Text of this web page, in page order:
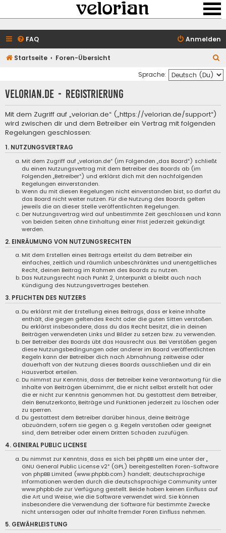
FAQ Anmelden
Startseite Foren-Übersicht
u
c
Sprache:
velorian.de - Registrierung
Mit dem Zugriff auf „velorian.de“ („https://velorian.de/support“)
wird zwischen dir und dem Betreiber ein Vertrag mit folgenden
Regelungen geschlossen:
1. NUTZUNGSVERTRAG
Mit dem Zugriff auf „velorian.de“ (im Folgenden „das Board“) schließt
du einen Nutzungsvertrag mit dem Betreiber des Boards ab (im
Folgenden „Betreiber“) und erklärst dich mit den nachfolgenden
Regelungen einverstanden.
Wenn du mit diesen Regelungen nicht einverstanden bist, so darfst du
das Board nicht weiter nutzen. Für die Nutzung des Boards gelten
jeweils die an dieser Stelle veröffentlichten Regelungen.
Der Nutzungsvertrag wird auf unbestimmte Zeit geschlossen und kann
von beiden Seiten ohne Einhaltung einer Frist jederzeit gekündigt
werden.
2. EINRÄUMUNG VON NUTZUNGSRECHTEN
Mit dem Erstellen eines Beitrags erteilst du dem Betreiber ein
einfaches, zeitlich und räumlich unbeschränktes und unentgeltliches
Recht, deinen Beitrag im Rahmen des Boards zu nutzen.
Das Nutzungsrecht nach Punkt 2, Unterpunkt a bleibt auch nach
Kündigung des Nutzungsvertrages bestehen.
3. PFLICHTEN DES NUTZERS
Du erklärst mit der Erstellung eines Beitrags, dass er keine Inhalte
enthält, die gegen geltendes Recht oder die guten Sitten verstoßen.
Du erklärst insbesondere, dass du das Recht besitzt, die in deinen
Beiträgen verwendeten Links und Bilder zu setzen bzw. zu verwenden.
Der Betreiber des Boards übt das Hausrecht aus. Bei Verstößen gegen
diese Nutzungsbedingungen oder anderer im Board veröffentlichten
Regeln kann der Betreiber dich nach Abmahnung zeitweise oder
dauerhaft von der Nutzung dieses Boards ausschließen und dir ein
Hausverbot erteilen.
Du nimmst zur Kenntnis, dass der Betreiber keine Verantwortung für die
Inhalte von Beiträgen übernimmt, die er nicht selbst erstellt hat oder
die er nicht zur Kenntnis genommen hat. Du gestattest dem Betreiber,
dein Benutzerkonto, Beiträge und Funktionen jederzeit zu löschen oder
zu sperren.
Du gestattest dem Betreiber darüber hinaus, deine Beiträge
abzuändern, sofern sie gegen o. g. Regeln verstoßen oder geeignet
sind, dem Betreiber oder einem Dritten Schaden zuzufügen.
4. GENERAL PUBLIC LICENSE
Du nimmst zur Kenntnis, dass es sich bei phpBB um eine unter der „
GNU General Public License v2“ (GPL) bereitgestellten Foren-Software
von phpBB Limited (www.phpbb.com) handelt; deutschsprachige
Informationen werden durch die deutschsprachige Community unter
www.phpbb.de zur Verfügung gestellt. Beide haben keinen Einfluss auf
die Art und Weise, wie die Software verwendet wird. Sie können
insbesondere die Verwendung der Software für bestimmte Zwecke
nicht untersagen oder auf Inhalte fremder Foren Einfluss nehmen.
5. GEWÄHRLEISTUNG